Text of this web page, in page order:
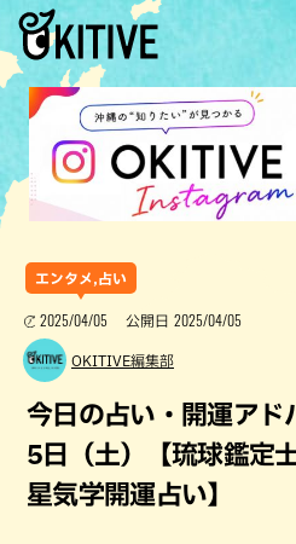
エンタメ,占い
2025/04/05 公開日 2025/04/05
OKITIVE編集部
今日の占い・開運アド
5日（土）【琉球鑑定
星気学開運占い】